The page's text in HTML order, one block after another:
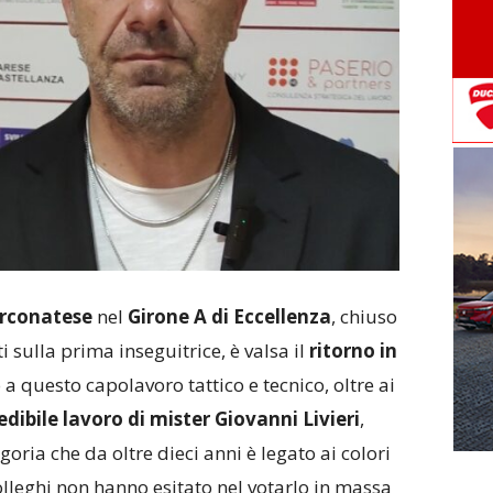
nel Girone A di Eccellenza, chiuso
sulla prima inseguitrice, è valsa il ritorno in
a questo capolavoro tattico e tecnico, oltre ai
lavoro di mister Giovanni Livieri,
che da oltre dieci anni è legato ai colori
non hanno esitato nel votarlo in massa